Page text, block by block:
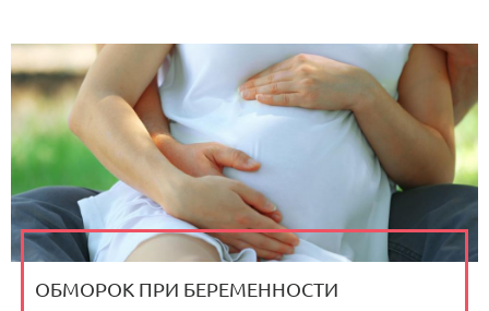
ОБМОРОК ПРИ БЕРЕМЕННОСТИ